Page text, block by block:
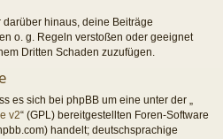
darüber hinaus, deine Beiträge
o. g. Regeln verstoßen oder geeignet
Dritten Schaden zuzufügen.
es sich bei phpBB um eine unter der „
v2“ (GPL) bereitgestellten Foren-Software
handelt; deutschsprachige